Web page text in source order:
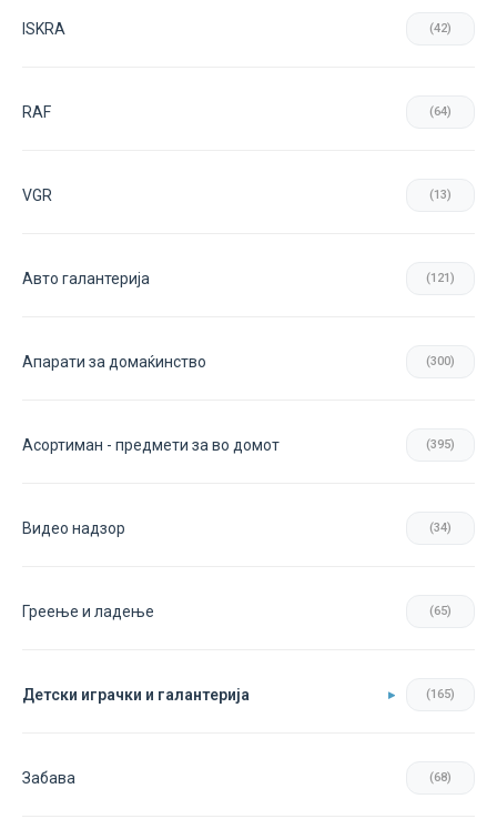
ISKRA (42)
RAF (64)
VGR (13)
Авто галантерија (121)
Апарати за домаќинство (300)
Асортиман - предмети за во домот (395)
Видео надзор (34)
Греење и ладење (65)
Детски играчки и галантерија (165)
Забава (68)